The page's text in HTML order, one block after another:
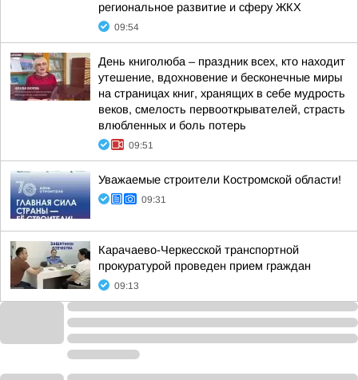
региональное развитие и сферу ЖКХ
09:54
День книголюба – праздник всех, кто находит
утешение, вдохновение и бесконечные миры
на страницах книг, хранящих в себе мудрость
веков, смелость первооткрывателей, страсть
влюбленных и боль потерь
09:51
Уважаемые строители Костромской области!
09:31
Карачаево-Черкесской транспортной
прокуратурой проведен прием граждан
09:13